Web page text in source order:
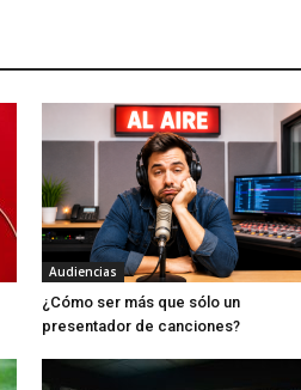
Audiencias
¿Cómo ser más que sólo un
presentador de canciones?